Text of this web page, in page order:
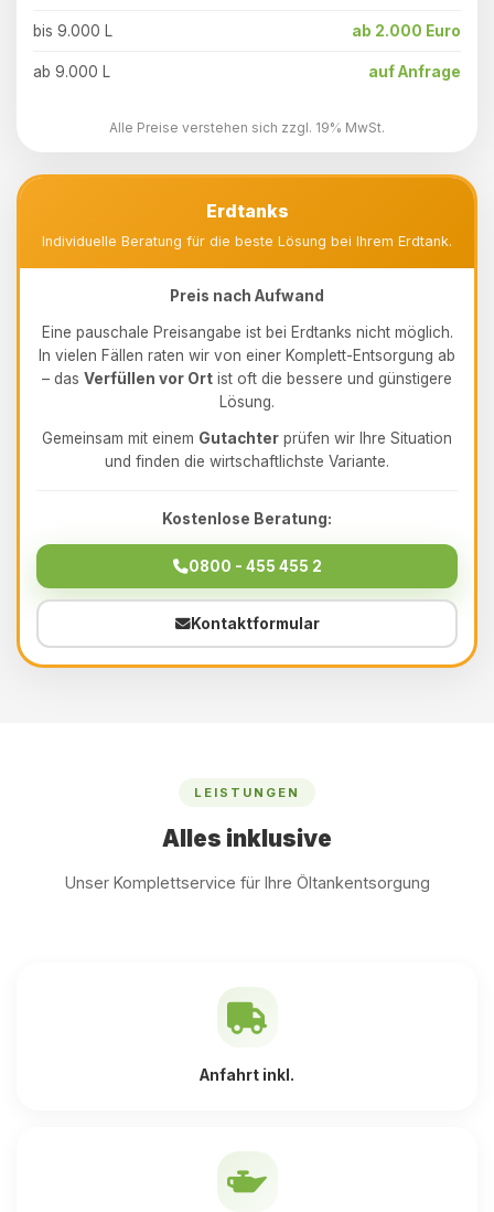
bis 9.000 L ab 2.000 Euro
ab 9.000 L auf Anfrage
Alle Preise verstehen sich zzgl. 19% MwSt.
Erdtanks
Individuelle Beratung für die beste Lösung bei Ihrem Erdtank.
Preis nach Aufwand
Eine pauschale Preisangabe ist bei Erdtanks nicht möglich.
In vielen Fällen raten wir von einer Komplett-Entsorgung ab
– das Verfüllen vor Ort ist oft die bessere und günstigere
Lösung.
Gemeinsam mit einem Gutachter prüfen wir Ihre Situation
und finden die wirtschaftlichste Variante.
Kostenlose Beratung:
0800 - 455 455 2
Kontaktformular
LEISTUNGEN
Alles inklusive
Unser Komplettservice für Ihre Öltankentsorgung
Anfahrt inkl.